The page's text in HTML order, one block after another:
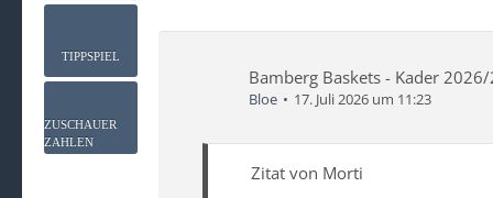
TIPPSPIEL
ZUSCHAUER
ZAHLEN
Bamberg Baskets - Kader
Bloe 17. Juli 2026 um 11:23
Zitat von Morti